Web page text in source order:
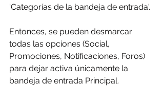
'Categorías de la bandeja de entrada'.
Entonces, se pueden desmarcar
todas las opciones (Social,
Promociones, Notificaciones, Foros)
para dejar activa únicamente la
bandeja de entrada Principal.